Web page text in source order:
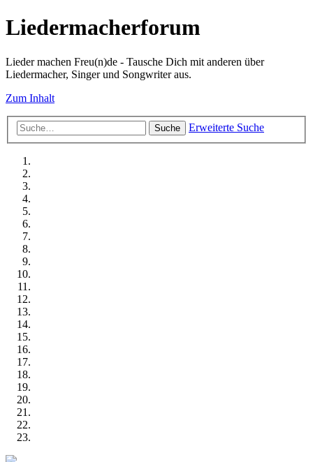
Liedermacherforum
Lieder machen Freu(n)de - Tausche Dich mit anderen über
Liedermacher, Singer und Songwriter aus.
Zum Inhalt
Suche Erweiterte Suche